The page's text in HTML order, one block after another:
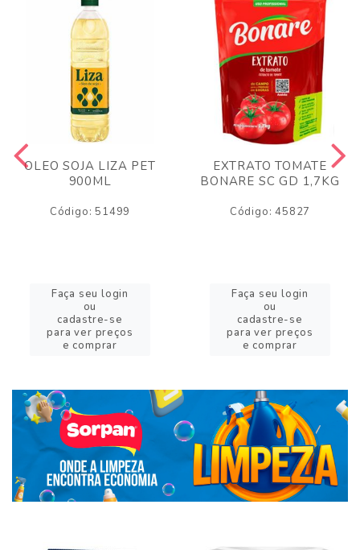
OLEO SOJA LIZA PET
900ML
Código: 51499
Faça seu login
ou
cadastre-se
para ver preços
e comprar
EXTRATO TOMATE
BONARE SC GD 1,7KG
Código: 45827
Faça seu login
ou
cadastre-se
para ver preços
e comprar